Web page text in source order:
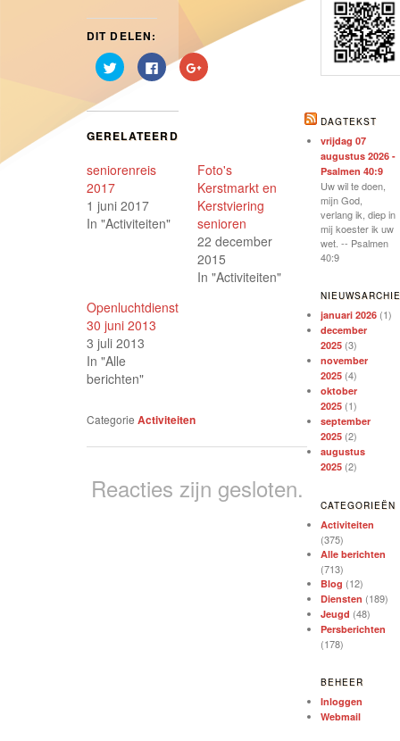
DIT DELEN:
Klik
om
te
delen
in
venster
Klik
om
in
geopend)
Klik
om
venster
geopend)
GERELATEERD
seniorenreis
2017
1 juni 2017
In "Activiteiten"
Foto's
Kerstmarkt en
Kerstviering
senioren
22 december
2015
In "Activiteiten"
Openluchtdienst
30 juni 2013
3 juli 2013
In "Alle
berichten"
Categorie Activiteiten
Reacties zijn gesloten.
DAGTEKST
vrijdag 07
augustus 2026 -
Psalmen 40:9
Uw wil te doen,
mijn God,
verlang ik, diep in
mij koester ik uw
wet. -- Psalmen
40:9
januari 2026 (1)
december
2025 (3)
november
2025 (4)
oktober
2025 (1)
september
2025 (2)
augustus
2025 (2)
CATEGORIEËN
Activiteiten
(375)
Alle berichten
(713)
Blog (12)
Diensten (189)
Jeugd (48)
Persberichten
(178)
BEHEER
Inloggen
Webmail